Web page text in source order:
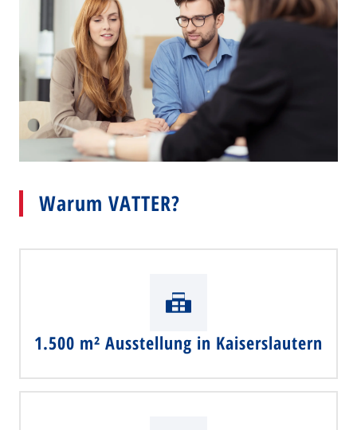
Warum VATTER?
1.500 m² Ausstellung in Kaiserslautern